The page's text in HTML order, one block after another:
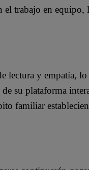
el trabajo en
lectura y empatía,
su plataforma
familiar